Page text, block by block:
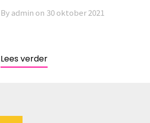
By admin on 30 oktober 2021